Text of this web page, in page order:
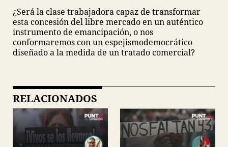
¿Será la clase trabajadora capaz de transformar
esta concesión del libre mercado en un auténtico
instrumento de emancipación, o nos
conformaremos con un espejismodemocrático
diseñado a la medida de un tratado comercial?
RELACIONADOS